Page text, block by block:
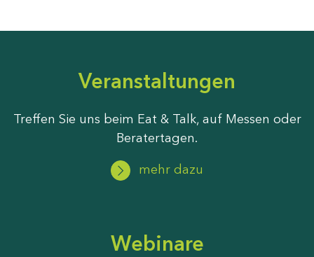
Veranstaltungen
Treffen Sie uns beim Eat & Talk, auf Messen oder
Beratertagen.
mehr dazu
Webinare